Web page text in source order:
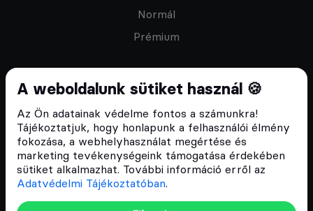
A weboldalunk sütiket használ 🍪
Az Ön adatainak védelme fontos a számunkra!
Tájékoztatjuk, hogy honlapunk a felhasználói élmény
fokozása, a webhelyhasználat megértése és
marketing tevékenységeink támogatása érdekében
sütiket alkalmazhat. További információ erről az
Adatvédelmi Tájékoztatóban.
Normál
Prémium
Feliratkozom a hírlevélre